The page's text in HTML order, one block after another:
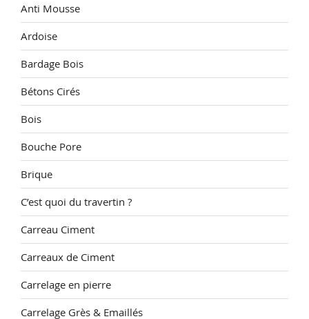
Anti Mousse
Ardoise
Bardage Bois
Bétons Cirés
Bois
Bouche Pore
Brique
C’est quoi du travertin ?
Carreau Ciment
Carreaux de Ciment
Carrelage en pierre
Carrelage Grès & Emaillés